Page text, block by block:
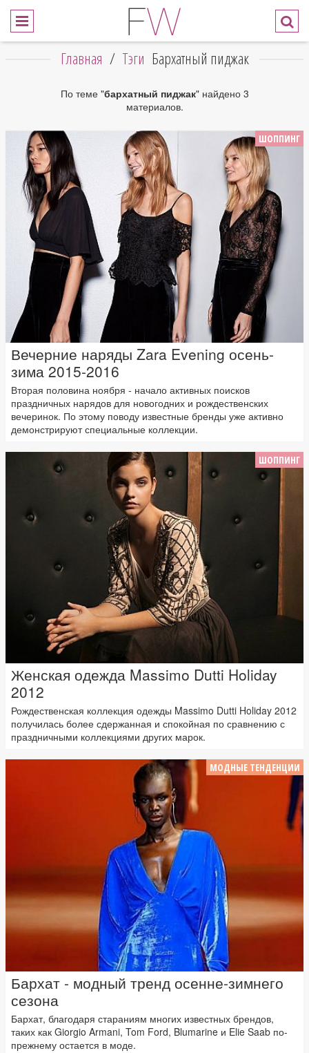
Главная / Тэги Бархатный пиджак
По теме "бархатный пиджак" найдено 3
материалов.
ШОППИНГ
Вечерние наряды Zara Evening осень-
зима 2015-2016
Вторая половина ноября - начало активных поисков
праздничных нарядов для новогодних и рождественских
вечеринок. По этому поводу известные бренды уже активно
демонстрируют специальные коллекции.
ШОППИНГ
Женская одежда Massimo Dutti Holiday
2012
Рождественская коллекция одежды Massimo Dutti Holiday 2012
получилась более сдержанная и спокойная по сравнению с
праздничными коллекциями других марок.
МОДНЫЕ ТЕНДЕНЦИИ
Бархат - модный тренд осенне-зимнего
сезона
Бархат, благодаря стараниям многих известных брендов,
таких как Giorgio Armani, Tom Ford, Blumarine и Elie Saab по-
прежнему остается в моде.